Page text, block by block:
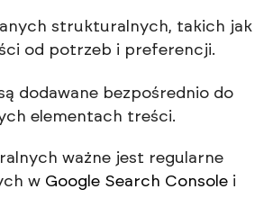
strukturalnych, takich jak
od potrzeb i preferencji.
dodawane bezpośrednio do
elementach treści.
ważne jest regularne
w Google Search Console i